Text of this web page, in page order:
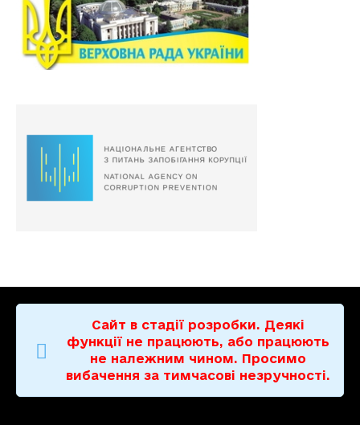
Сайт в стадії розробки. Деякі
функції не працюють, або працюють
не належним чином. Просимо
вибачення за тимчасові незручності.